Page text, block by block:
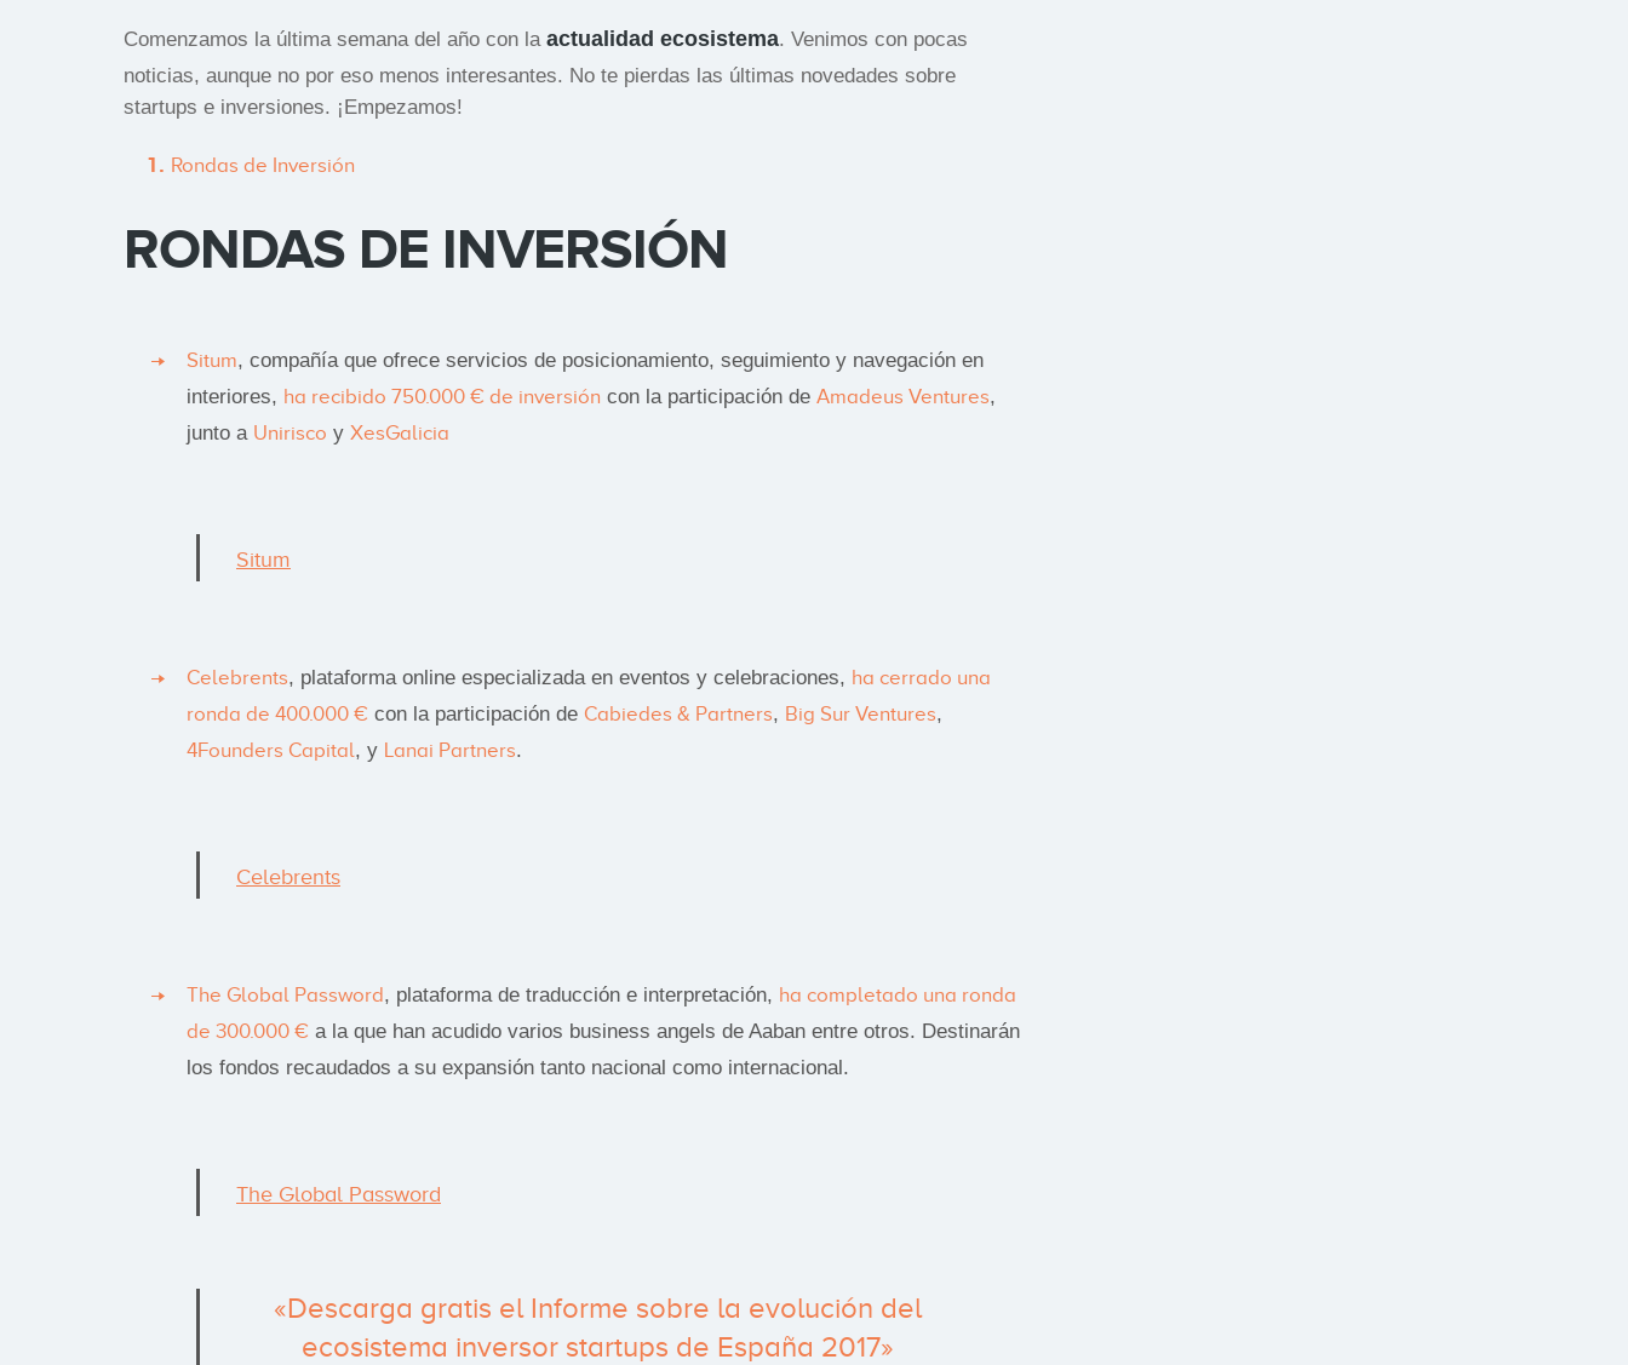
Comenzamos la última semana del año con la actualidad ecosistema. Venimos con pocas
noticias, aunque no por eso menos interesantes. No te pierdas las últimas novedades sobre
startups e inversiones. ¡Empezamos!
Rondas de Inversión
RONDAS DE INVERSIÓN
Situm, compañía que ofrece servicios de posicionamiento, seguimiento y navegación en
interiores, ha recibido 750.000 € de inversión con la participación de Amadeus Ventures,
junto a Unirisco y XesGalicia
Situm
Celebrents, plataforma online especializada en eventos y celebraciones, ha cerrado una
ronda de 400.000 € con la participación de Cabiedes & Partners, Big Sur Ventures,
4Founders Capital, y Lanai Partners.
Celebrents
The Global Password, plataforma de traducción e interpretación, ha completado una ronda
de 300.000 € a la que han acudido varios business angels de Aaban entre otros. Destinarán
los fondos recaudados a su expansión tanto nacional como internacional.
The Global Password
«Descarga gratis el Informe sobre la evolución del
ecosistema inversor startups de España 2017»